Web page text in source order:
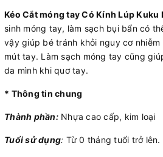
Kéo Cắt móng tay Có Kính Lúp Kuku
sinh móng tay, làm sạch bụi bẩn có
vậy giúp bé tránh khỏi nguy cơ
mút tay. Làm sạch móng tay cũng
da mình khi quơ tay.
* Thông tin chung
Thành phần: Nhựa cao cấp, kim loại
Tuổi sử dụng: Từ 0 tháng tuổi trở lên.